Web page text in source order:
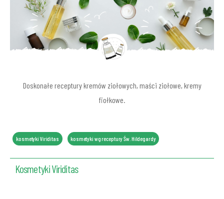
Doskonałe receptury kremów ziołowych, maści ziołowe, kremy
fiołkowe.
kosmetyki Viriditas kosmetyki wg receptury Św. Hildegardy
Kosmetyki Viriditas